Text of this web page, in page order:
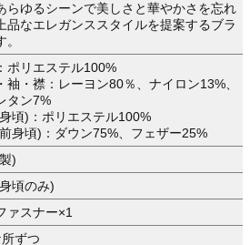
らゆるシーンで美しさと華やかさを忘れ
品なエレガンススタイルを提案するブラ
ポリエステル100%
袖・襟：レーヨン80％、ナイロン13%、
タン7%
頃)：ポリエステル100%
身頃)：ダウン75%、フェザー25%
)
頃のみ)
ァスナー×1
ずつ